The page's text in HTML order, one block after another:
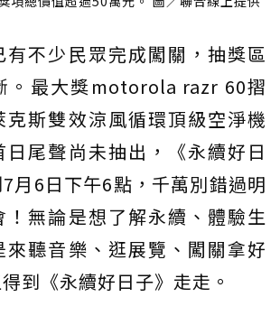
有不少民眾完成闖關，抽獎區
。最大獎motorola razr 60摺
克斯雙效涼風循環頂級空淨機
日尾聲尚未抽出，《永續好日
月6日下午6點，千萬別錯過明
！無論是想了解永續、體驗生
來聽音樂、逛展覽、闖關拿好
到《永續好日子》走走。